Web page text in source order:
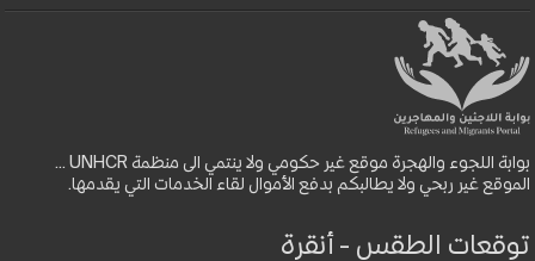
بوابة اللجوء والهجرة موقع غير حكومي ولا ينتمي الى منظمة UNHCR ...
الموقع غير ربحي ولا يطالبكم بدفع الأموال لقاء الخدمات التي يقدمها.
توقعات الطقس - أنقرة